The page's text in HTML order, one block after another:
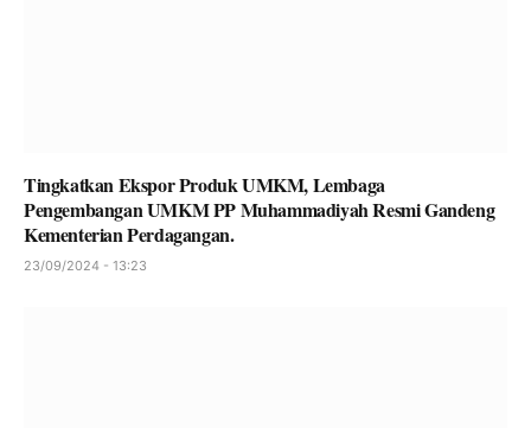
Tingkatkan Ekspor Produk UMKM, Lembaga
Pengembangan UMKM PP Muhammadiyah Resmi Gandeng
Kementerian Perdagangan.
23/09/2024 - 13:23